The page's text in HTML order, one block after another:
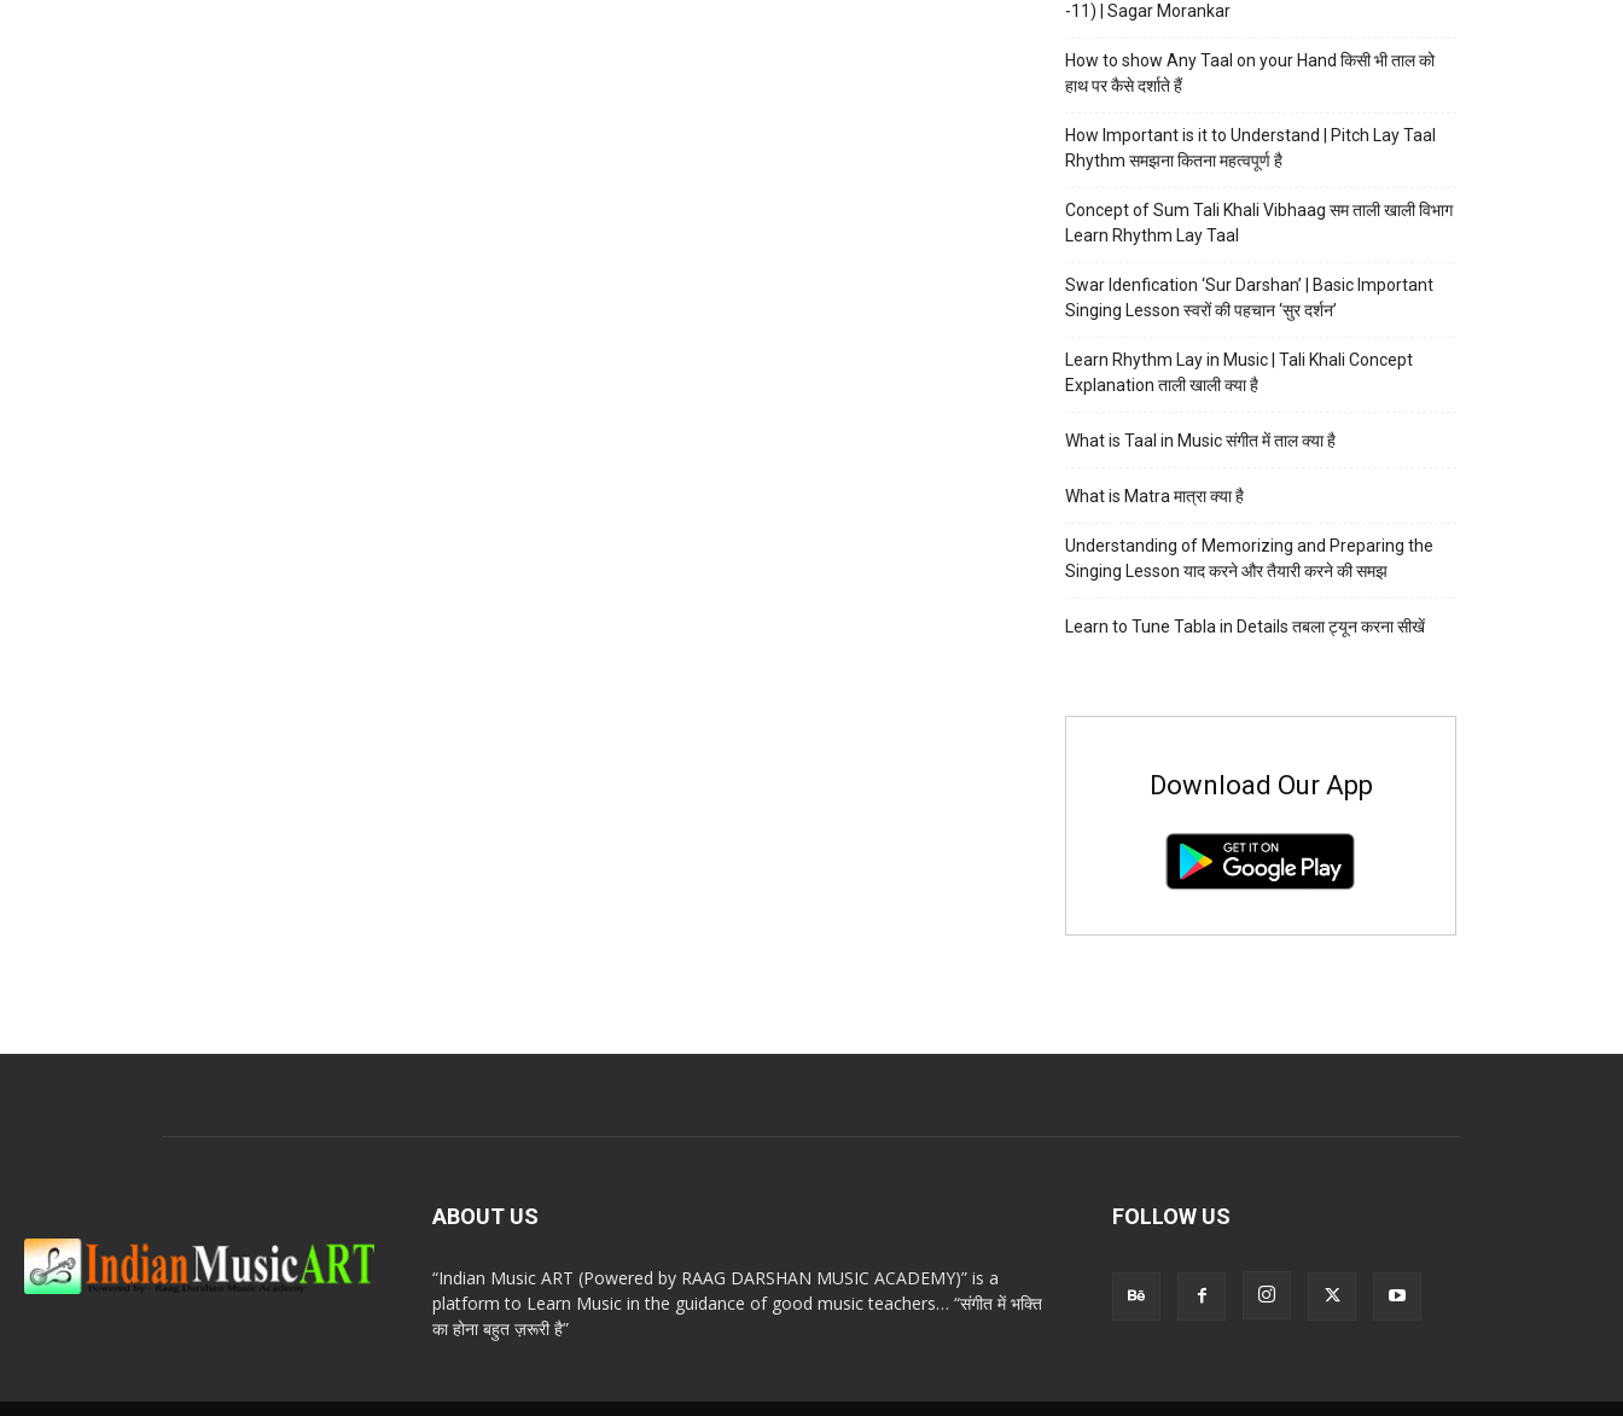
-11) | Sagar Morankar
How to show Any Taal on your Hand किसी भी ताल को
हाथ पर कैसे दर्शाते हैं
How Important is it to Understand | Pitch Lay Taal
Rhythm समझना कितना महत्वपूर्ण है
Concept of Sum Tali Khali Vibhaag सम ताली खाली विभाग
Learn Rhythm Lay Taal
Swar Idenfication ‘Sur Darshan’ | Basic Important
Singing Lesson स्वरों की पहचान ‘सुर दर्शन’
Learn Rhythm Lay in Music | Tali Khali Concept
Explanation ताली खाली क्या है
What is Taal in Music संगीत में ताल क्या है
What is Matra मात्रा क्या है
Understanding of Memorizing and Preparing the
Singing Lesson याद करने और तैयारी करने की समझ
Learn to Tune Tabla in Details तबला ट्यून करना सीखें
Download Our App
ABOUT US
“Indian Music ART (Powered by RAAG DARSHAN MUSIC ACADEMY)” is a
platform to Learn Music in the guidance of good music teachers… “संगीत में भक्ति
का होना बहुत ज़रूरी है”
FOLLOW US